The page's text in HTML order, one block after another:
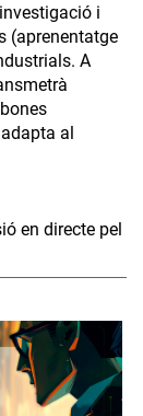
i
(aprenentatge
A
al
en directe pel